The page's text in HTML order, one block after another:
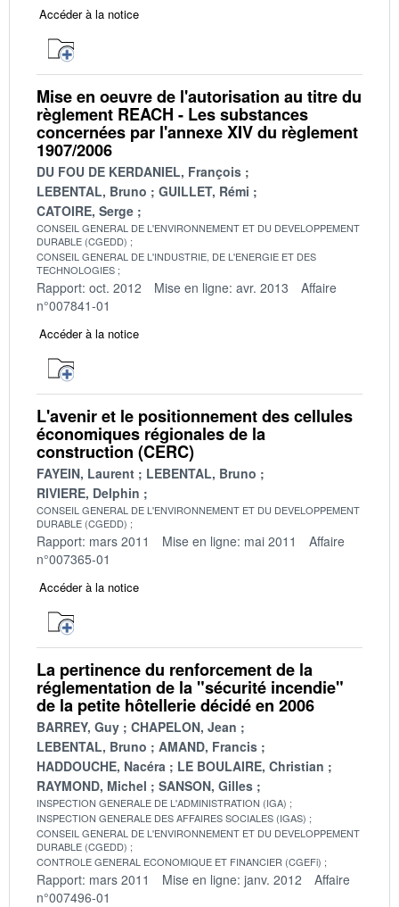
Accéder à la notice
Mise en oeuvre de l'autorisation au titre du
règlement REACH - Les substances
concernées par l'annexe XIV du règlement
1907/2006
DU FOU DE KERDANIEL, François
LEBENTAL, Bruno
GUILLET, Rémi
CATOIRE, Serge
CONSEIL GENERAL DE L'ENVIRONNEMENT ET DU DEVELOPPEMENT
DURABLE (CGEDD)
CONSEIL GENERAL DE L'INDUSTRIE, DE L'ENERGIE ET DES
TECHNOLOGIES
Rapport: oct. 2012 Mise en ligne: avr. 2013
Affaire
n°007841-01
Accéder à la notice
L'avenir et le positionnement des cellules
économiques régionales de la
construction (CERC)
FAYEIN, Laurent
LEBENTAL, Bruno
RIVIERE, Delphin
CONSEIL GENERAL DE L'ENVIRONNEMENT ET DU DEVELOPPEMENT
DURABLE (CGEDD)
Rapport: mars 2011 Mise en ligne: mai 2011
Affaire
n°007365-01
Accéder à la notice
La pertinence du renforcement de la
réglementation de la "sécurité incendie"
de la petite hôtellerie décidé en 2006
BARREY, Guy
CHAPELON, Jean
LEBENTAL, Bruno
AMAND, Francis
HADDOUCHE, Nacéra
LE BOULAIRE, Christian
RAYMOND, Michel
SANSON, Gilles
INSPECTION GENERALE DE L'ADMINISTRATION (IGA)
INSPECTION GENERALE DES AFFAIRES SOCIALES (IGAS)
CONSEIL GENERAL DE L'ENVIRONNEMENT ET DU DEVELOPPEMENT
DURABLE (CGEDD)
CONTROLE GENERAL ECONOMIQUE ET FINANCIER (CGEFi)
Rapport: mars 2011 Mise en ligne: janv. 2012
Affaire
n°007496-01